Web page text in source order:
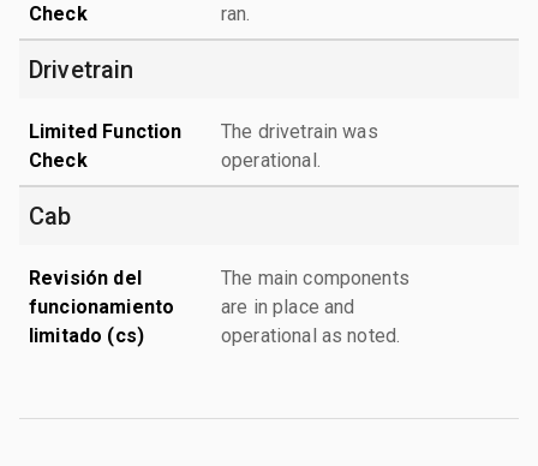
Check
ran.
Drivetrain
Limited Function
Check
The drivetrain was
operational.
Cab
Revisión del
funcionamiento
limitado (cs)
The main components
are in place and
operational as noted.